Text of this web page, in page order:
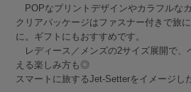
POPなプリントデザインやカラフルな
クリアパッケージはファスナー付きで旅
に。ギフトにもおすすめです。
レディース／メンズの2サイズ展開で、
える楽しみ方も◎
スマートに旅するJet-Setterをイメージし